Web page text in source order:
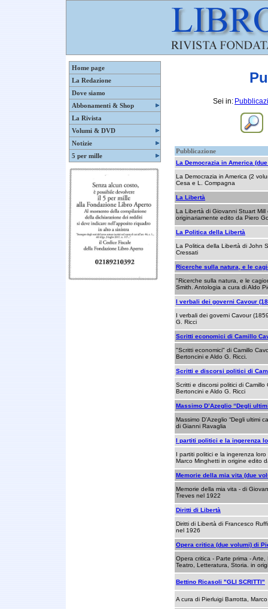
Home page
La Redazione
Dove siamo
Abbonamenti & Shop
La Rivista
Volumi & DVD
Notizie
5 per mille
Sei in:
Pubblicazione
La Democrazia in America
La Democrazia in America (2
Cesa e L. Compagna
La Libertà
La Libertà di Giovanni Stuart
originariamente edito da Piero
La Politica della Libertà
La Politica della Libertà di John
Cressati
Ricerche sulla natura, e le
"Ricerche sulla natura, e le
Smith. Antologia a cura di Aldo
I verbali dei governi Cavour
I verbali dei governi Cavour
G. Ricci
Scritti economici di Camillo
"Scritti economici" di Camillo
Bertoncini e Aldo G. Ricci.
Scritti e discorsi politici di
Scritti e discorsi politici di
Bertoncini e Aldo G. Ricci
Massimo D’Azeglio “Degli
Massimo D’Azeglio “Degli ultimi
di Gianni Ravaglia
I partiti politici e la ingerenza
I partiti politici e la ingerenza
Marco Minghetti in origine edito
Memorie della mia vita (due
Memorie della mia vita - di
Treves nel 1922
Diritti di Libertà
Diritti di Libertà di Francesco
nel 1926
Opera critica (due volumi) di
Opera critica - Parte prima -
Teatro, Letteratura, Storia. in
Bettino Ricasoli "GLI SCRITTI"
A cura di Pierluigi Barrotta,